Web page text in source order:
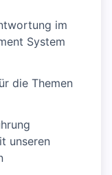
im
System
die Themen
unseren